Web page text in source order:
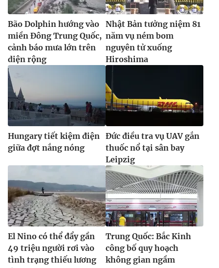
Bão Dolphin hướng vào
miền Đông Trung Quốc,
cảnh báo mưa lớn trên
diện rộng
Nhật Bản tưởng niệm 81
năm vụ ném bom
nguyên tử xuống
Hiroshima
Hungary tiết kiệm điện
giữa đợt nắng nóng
Đức điều tra vụ UAV gắn
thuốc nổ tại sân bay
Leipzig
El Nino có thể đẩy gần
49 triệu người rơi vào
tình trạng thiếu lương
Trung Quốc: Bắc Kinh
công bố quy hoạch
không gian ngầm